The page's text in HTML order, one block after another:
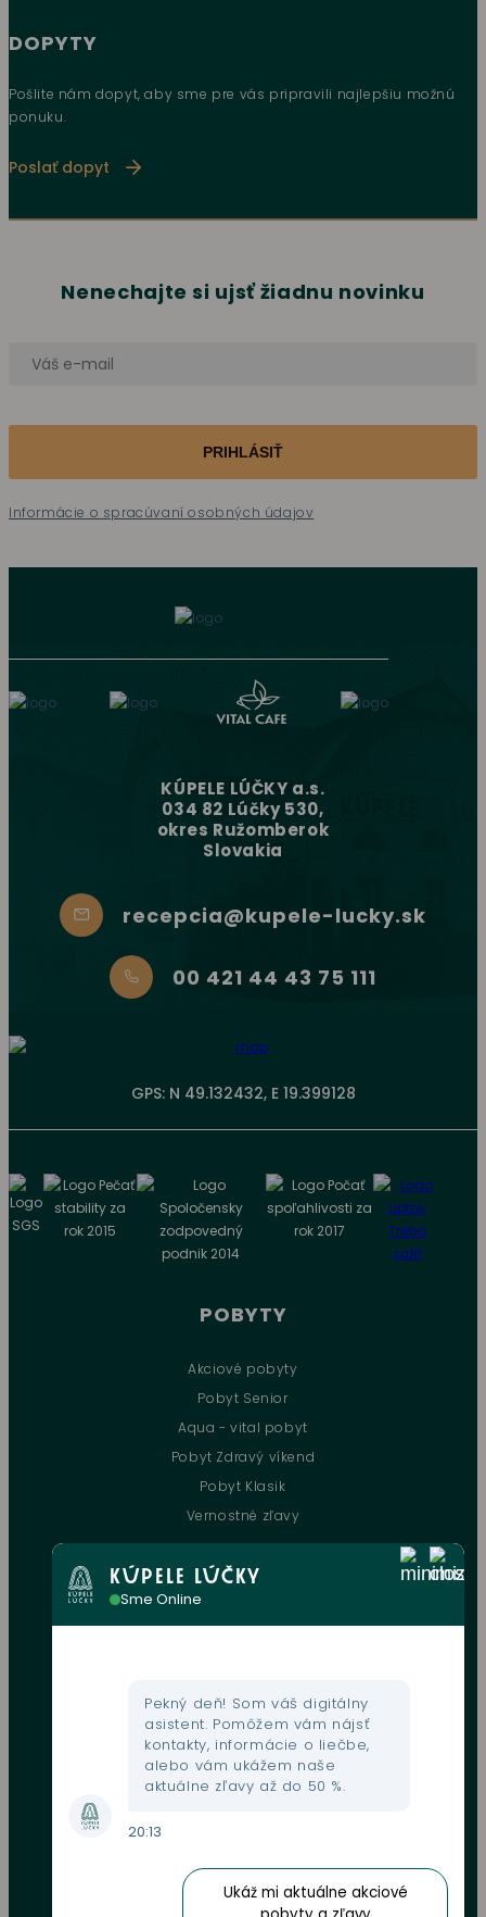
DOPYTY
Pošlite nám dopyt, aby sme pre vás pripravili najlepšiu možnú
ponuku.
Poslať dopyt
Nenechajte si ujsť žiadnu novinku
PRIHLÁSIŤ
Informácie o spracúvaní osobných údajov
KÚPELE LÚČKY a.s.
034 82 Lúčky 530,
okres Ružomberok
Slovakia
recepcia@kupele-lucky.sk
00 421 44 43 75 111
GPS: N 49.132432, E 19.399128
POBYTY
Akciové pobyty
Pobyt Senior
Aqua - vital pobyt
Pobyt Zdravý víkend
Pobyt Klasik
Vernostné zľavy
UŽITOČNÉ INFORMÁCIE
Mapa areálu
Webkamera
Fondy EU
Zľavové karty
Oznamovanie protispoločenskej činnosti
KÚPELE LÚČKY
Sme Online
Pekný deň! Som váš digitálny
asistent. Pomôžem vám nájsť
kontakty, informácie o liečbe,
alebo vám ukážem naše
aktuálne zľavy až do 50 %.
20:13
Ukáž mi aktuálne akciové